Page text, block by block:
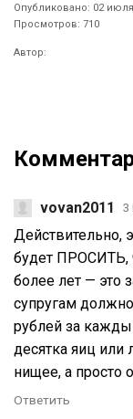
Опубликовано: 02
Просмотров: 710
Автор:
vovan2011 3
Действительно,
будет ПРОСИТЬ,
более лет — это
супругам
рублей за
десятка яиц
нищее, а просто
Ответить